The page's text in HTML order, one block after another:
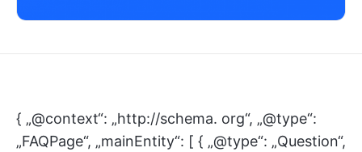
{ „@context“: „http://schema. org“, „@type“:
„FAQPage“, „mainEntity“: [ { „@type“: „Question“,